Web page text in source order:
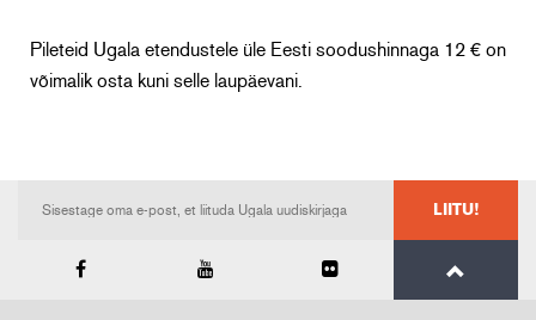
Pileteid Ugala etendustele üle Eesti soodushinnaga 12 € on
võimalik osta kuni selle laupäevani.
LIITU!